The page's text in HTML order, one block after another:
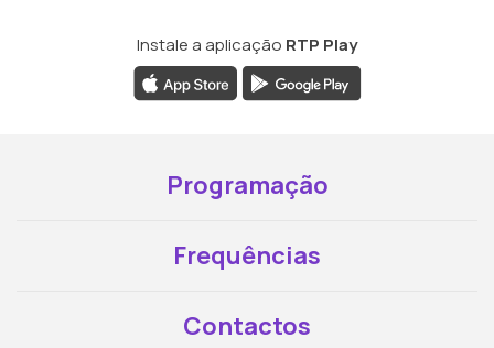
Instale a aplicação RTP Play
Programação
Frequências
Contactos